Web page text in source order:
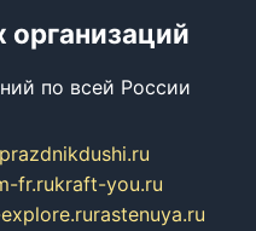
организаций
по всей России
prazdnikdushi.ru
fr.rukraft-you.ru
rastenuya.ru